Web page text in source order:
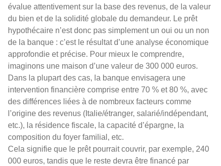
évalue attentivement sur la base des revenus, de la valeur
du bien et de la solidité globale du demandeur. Le prêt
hypothécaire n’est donc pas simplement un oui ou un non
de la banque : c’est le résultat d’une analyse économique
approfondie et précise. Pour mieux le comprendre,
imaginons une maison d’une valeur de 300 000 euros.
Dans la plupart des cas, la banque envisagera une
intervention financière comprise entre 70 % et 80 %, avec
des différences liées à de nombreux facteurs comme
l’origine des revenus (Italie/étranger, salarié/indépendant,
etc.), la résidence fiscale, la capacité d’épargne, la
composition du foyer familial, etc.
Cela signifie que le prêt pourrait couvrir, par exemple, 240
000 euros, tandis que le reste devra être financé par